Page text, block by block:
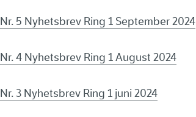
Nr. 5 Nyhetsbrev Ring 1 September2024
Nr. 4 Nyhetsbrev Ring 1 August 2024
Nr. 3 Nyhetsbrev Ring 1 juni 2024